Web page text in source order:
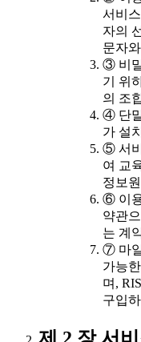
서비
자의
문자
③ 비
기 위
의 조
④ 단
가 설
⑤ 서
여 교
정보
⑥ 이
약관
는 계
⑦ 마
가능
며,
구입